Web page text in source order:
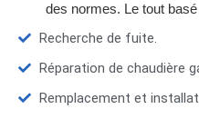
des normes. Le tout
Recherche de fuite.
Réparation de chaudière
Remplacement et